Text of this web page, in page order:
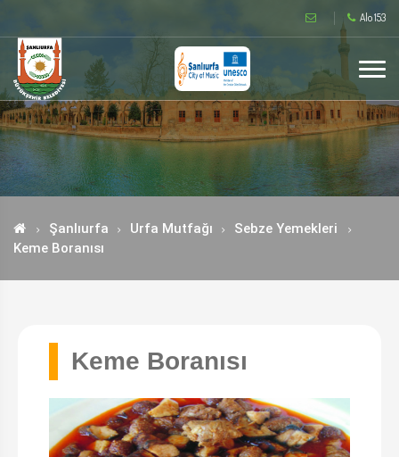
Alo 153
Şanlıurfa Urfa Mutfağı
Sebze Yemekleri
Keme Boranısı
Keme Boranısı